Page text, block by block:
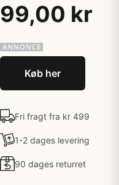
99,00 kr
Køb her
Fri fragt fra kr 499
1-2 dages levering
90 dages returret